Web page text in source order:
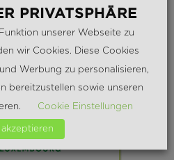
PRIVATSPHÄRE
unserer Webseite zu
wir Cookies. Diese Cookies
Werbung zu personalisieren,
bereitzustellen sowie unseren
Cookie Einstellungen
akzeptieren